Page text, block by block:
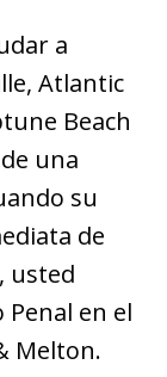
a
Atlantic
Beach
una
su
de
usted
en el
Melton.